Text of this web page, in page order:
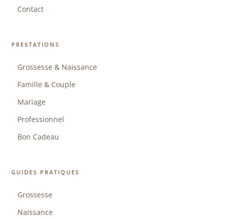
Contact
PRESTATIONS
Grossesse & Naissance
Famille & Couple
Mariage
Professionnel
Bon Cadeau
GUIDES PRATIQUES
Grossesse
Naissance